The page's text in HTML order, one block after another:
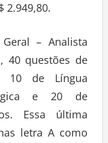
2.949,80.
– Analista
40 questões de
10 de Língua
e 20 de
Essa última
letra A como